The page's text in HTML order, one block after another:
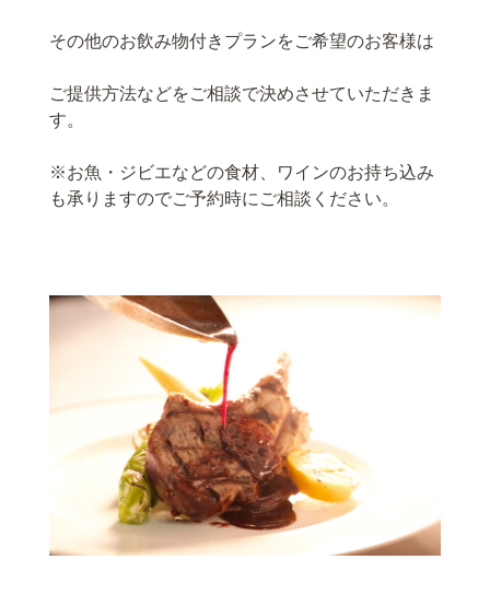
その他のお飲み物付きプランをご希望のお客様は
ご提供方法などをご相談で決めさせていただきま
す。
※お魚・ジビエなどの食材、ワインのお持ち込み
も承りますのでご予約時にご相談ください。